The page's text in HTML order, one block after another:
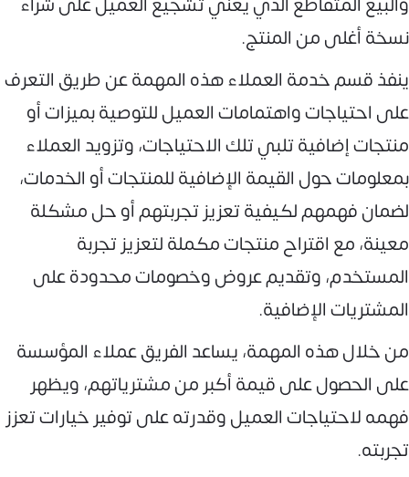
نسخة أغلى من المنتج.
ينفذ قسم خدمة العملاء هذه المهمة عن طريق التعرف
على احتياجات واهتمامات العميل للتوصية بميزات أو
منتجات إضافية تلبي تلك الاحتياجات، وتزويد العملاء
بمعلومات حول القيمة الإضافية للمنتجات أو الخدمات،
لضمان فهمهم لكيفية تعزيز تجربتهم أو حل مشكلة
معينة، مع اقتراح منتجات مكملة لتعزيز تجربة
المستخدم، وتقديم عروض وخصومات محدودة على
المشتريات الإضافية.
من خلال هذه المهمة، يساعد الفريق عملاء المؤسسة
على الحصول على قيمة أكبر من مشترياتهم، ويظهر
فهمه لاحتياجات العميل وقدرته على توفير خيارات تعزز
تجربته.